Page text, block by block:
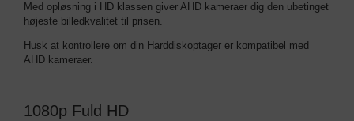
Med opløsning i HD klassen giver AHD kameraer dig den ubetinget
højeste billedkvalitet til prisen.
Husk at kontrollere om din Harddiskoptager er kompatibel med
AHD kameraer.
1080p Fuld HD